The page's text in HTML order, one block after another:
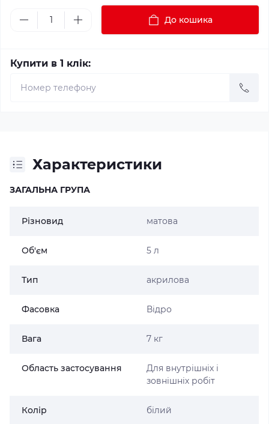
До кошика
Купити в 1 клік:
Характеристики
ЗАГАЛЬНА ГРУПА
Різновид матова
Об'єм 5 л
Тип акрилова
Фасовка Відро
Вага 7 кг
Область застосування
Для внутрішніх і
зовнішніх робіт
Колір білий